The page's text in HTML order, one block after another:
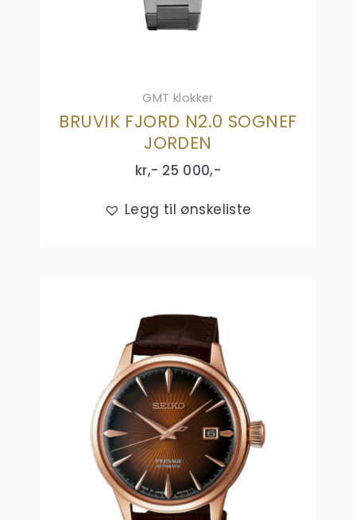
GMT klokker
BRUVIK FJORD N2.0 SOGNEF
JORDEN
kr,- 25 000,-
Legg til ønskeliste